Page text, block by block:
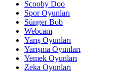
Scooby Doo
Spor Oyunları
Sünger Bob
Webcam
Yarış Oyunları
Yarışma Oyunları
Yemek Oyunları
Zeka Oyunları